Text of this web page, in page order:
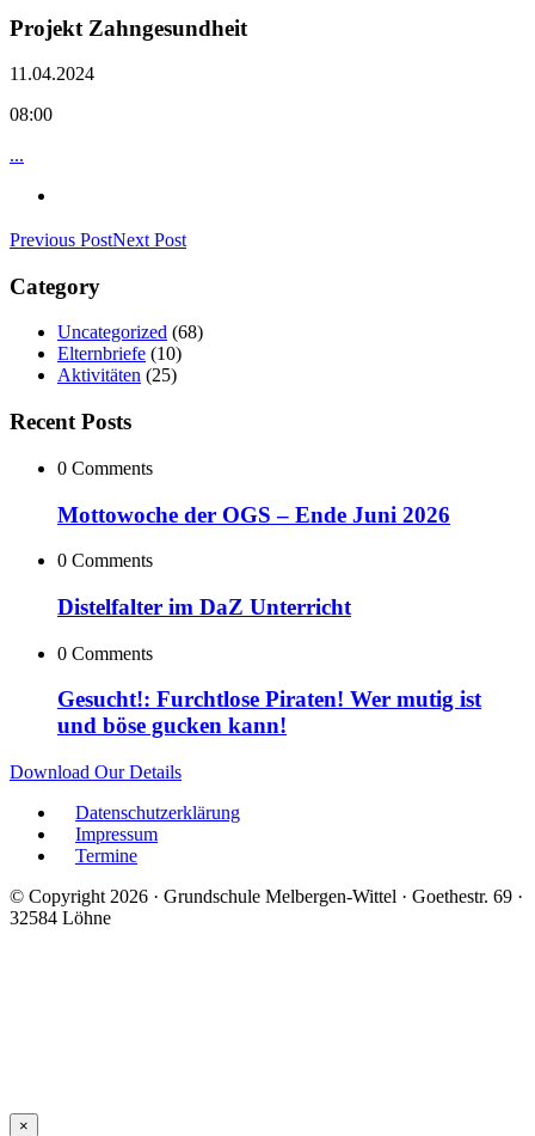
Projekt Zahngesundheit
11.04.2024
08:00
...
Previous PostNext Post
Category
Uncategorized (68)
Elternbriefe (10)
Aktivitäten (25)
Recent Posts
0 Comments
Mottowoche der OGS – Ende Juni 2026
0 Comments
Distelfalter im DaZ Unterricht
0 Comments
Gesucht!: Furchtlose Piraten! Wer mutig ist
und böse gucken kann!
Download Our Details
Datenschutzerklärung
Impressum
Termine
© Copyright 2026 · Grundschule Melbergen-Wittel · Goethestr. 69 ·
32584 Löhne
×